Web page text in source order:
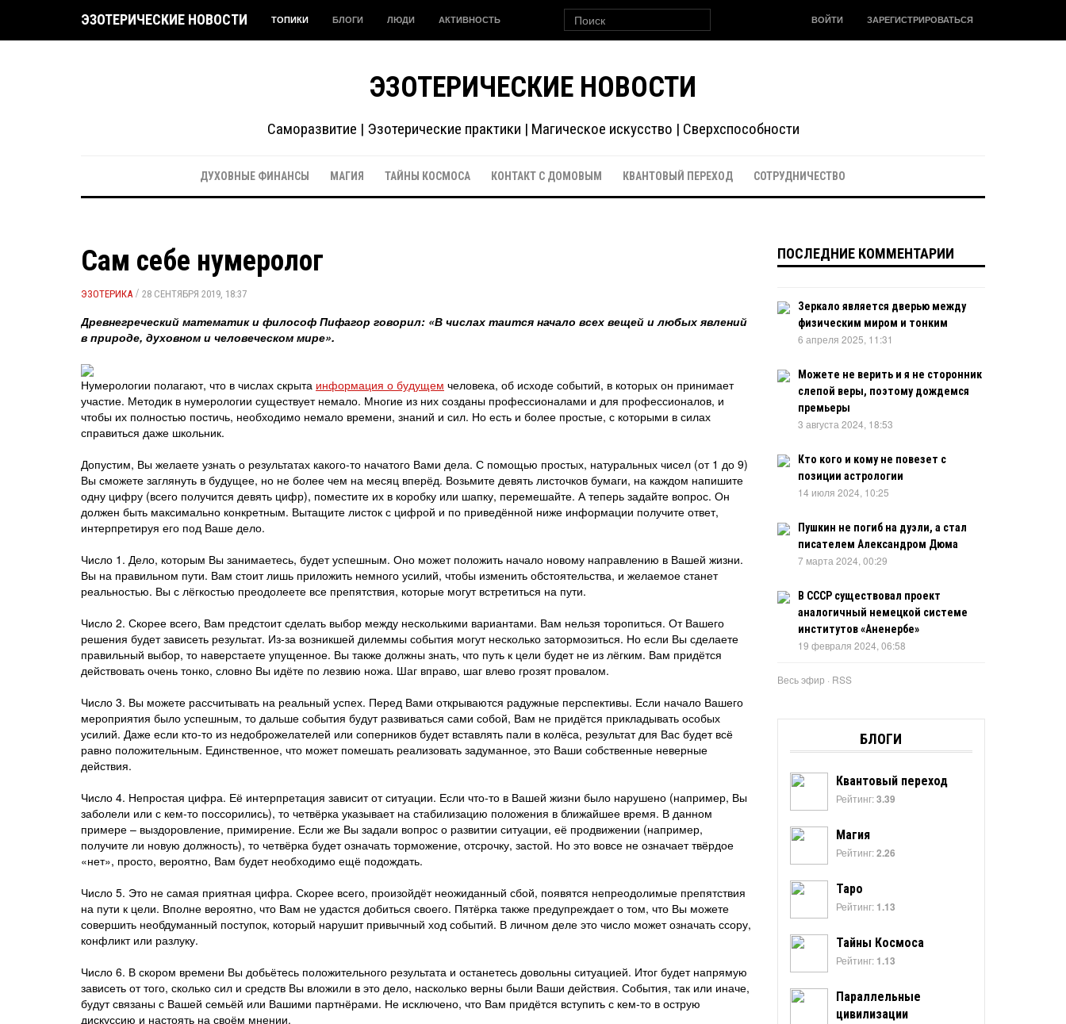
ЭЗОТЕРИЧЕСКИЕ НОВОСТИ ТОПИКИ БЛОГИ ЛЮДИ АКТИВНОСТЬ ВОЙТИ ЗАРЕГИСТРИРОВАТЬСЯ
ЭЗОТЕРИЧЕСКИЕ НОВОСТИ
Саморазвитие | Эзотерические практики | Магическое искусство | Сверхспособности
ДУХОВНЫЕ ФИНАНСЫ МАГИЯ ТАЙНЫ КОСМОСА КОНТАКТ С ДОМОВЫМ КВАНТОВЫЙ ПЕРЕХОД СОТРУДНИЧЕСТВО
Сам себе нумеролог
ЭЗОТЕРИКА / 28 СЕНТЯБРЯ 2019, 18:37
Древнегреческий математик и философ Пифагор говорил: «В числах таится начало всех вещей и любых явлений
в природе, духовном и человеческом мире».
Нумерологии полагают, что в числах скрыта информация о будущем человека, об исходе событий, в которых он принимает
участие. Методик в нумерологии существует немало. Многие из них созданы профессионалами и для профессионалов, и
чтобы их полностью постичь, необходимо немало времени, знаний и сил. Но есть и более простые, с которыми в силах
справиться даже школьник.
Допустим, Вы желаете узнать о результатах какого-то начатого Вами дела. С помощью простых, натуральных чисел (от 1 до 9)
Вы сможете заглянуть в будущее, но не более чем на месяц вперёд. Возьмите девять листочков бумаги, на каждом напишите
одну цифру (всего получится девять цифр), поместите их в коробку или шапку, перемешайте. А теперь задайте вопрос. Он
должен быть максимально конкретным. Вытащите листок с цифрой и по приведённой ниже информации получите ответ,
интерпретируя его под Ваше дело.
Число 1. Дело, которым Вы занимаетесь, будет успешным. Оно может положить начало новому направлению в Вашей жизни.
Вы на правильном пути. Вам стоит лишь приложить немного усилий, чтобы изменить обстоятельства, и желаемое станет
реальностью. Вы с лёгкостью преодолеете все препятствия, которые могут встретиться на пути.
Число 2. Скорее всего, Вам предстоит сделать выбор между несколькими вариантами. Вам нельзя торопиться. От Вашего
решения будет зависеть результат. Из-за возникшей дилеммы события могут несколько затормозиться. Но если Вы сделаете
правильный выбор, то наверстаете упущенное. Вы также должны знать, что путь к цели будет не из лёгким. Вам придётся
действовать очень тонко, словно Вы идёте по лезвию ножа. Шаг вправо, шаг влево грозят провалом.
Число 3. Вы можете рассчитывать на реальный успех. Перед Вами открываются радужные перспективы. Если начало Вашего
мероприятия было успешным, то дальше события будут развиваться сами собой, Вам не придётся прикладывать особых
усилий. Даже если кто-то из недоброжелателей или соперников будет вставлять пали в колёса, результат для Вас будет всё
равно положительным. Единственное, что может помешать реализовать задуманное, это Ваши собственные неверные
действия.
Число 4. Непростая цифра. Её интерпретация зависит от ситуации. Если что-то в Вашей жизни было нарушено (например, Вы
заболели или с кем-то поссорились), то четвёрка указывает на стабилизацию положения в ближайшее время. В данном
примере – выздоровление, примирение. Если же Вы задали вопрос о развитии ситуации, её продвижении (например,
получите ли новую должность), то четвёрка будет означать торможение, отсрочку, застой. Но это вовсе не означает твёрдое
«нет», просто, вероятно, Вам будет необходимо ещё подождать.
Число 5. Это не самая приятная цифра. Скорее всего, произойдёт неожиданный сбой, появятся непреодолимые препятствия
на пути к цели. Вполне вероятно, что Вам не удастся добиться своего. Пятёрка также предупреждает о том, что Вы можете
совершить необдуманный поступок, который нарушит привычный ход событий. В личном деле это число может означать ссору,
конфликт или разлуку.
Число 6. В скором времени Вы добьётесь положительного результата и останетесь довольны ситуацией. Итог будет напрямую
зависеть от того, сколько сил и средств Вы вложили в это дело, насколько верны были Ваши действия. События, так или иначе,
будут связаны с Вашей семьёй или Вашими партнёрами. Не исключено, что Вам придётся вступить с кем-то в острую
дискуссию и настоять на своём мнении.
ПОСЛЕДНИЕ КОММЕНТАРИИ
Зеркало является дверью между
физическим миром и тонким
6 апреля 2025, 11:31
Можете не верить и я не сторонник
слепой веры, поэтому дождемся
премьеры
3 августа 2024, 18:53
Кто кого и кому не повезет с
позиции астрологии
14 июля 2024, 10:25
Пушкин не погиб на дуэли, а стал
писателем Александром Дюма
7 марта 2024, 00:29
В СССР существовал проект
аналогичный немецкой системе
институтов «Аненербе»
19 февраля 2024, 06:58
Весь эфир · RSS
БЛОГИ
Квантовый переход
Рейтинг:3.39
Магия
Рейтинг:2.26
Таро
Рейтинг: 1.13
Тайны Космоса
Рейтинг: 1.13
Параллельные
цивилизации